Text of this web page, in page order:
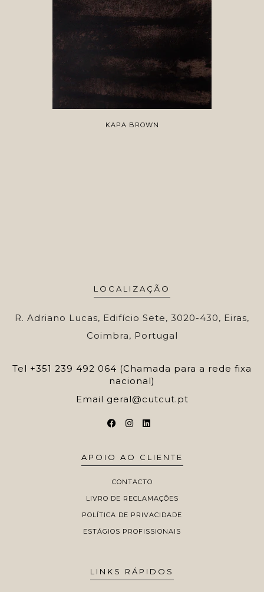
KAPA BROWN
LOCALIZAÇÃO
R. Adriano Lucas, Edifício Sete, 3020-430, Eiras,
Coimbra, Portugal
Tel +351 239 492 064 (Chamada para a rede fixa
nacional)
Email geral@cutcut.pt
APOIO AO CLIENTE
CONTACTO
LIVRO DE RECLAMAÇÕES
POLÍTICA DE PRIVACIDADE
ESTÁGIOS PROFISSIONAIS
LINKS RÁPIDOS